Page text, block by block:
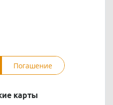
Погашение
карты